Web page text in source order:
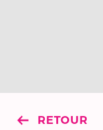
RETOUR